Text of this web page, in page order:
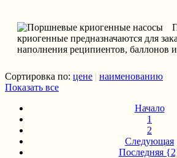
криогенные предназначаются для
наполнения реципиентов, баллонов
Сортировка по: цене | наименованию
Показать все
Начало
1
2
Следующая
Последняя